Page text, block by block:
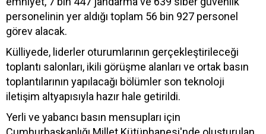
personelinin yer aldığı toplam 56 bin 927 personel
görev alacak.
Külliyede, liderler oturumlarının gerçekleştirileceği
toplantı salonları, ikili görüşme alanları ve ortak basın
toplantılarının yapılacağı bölümler son teknoloji
iletişim altyapısıyla hazır hale getirildi.
Yerli ve yabancı basın mensupları için